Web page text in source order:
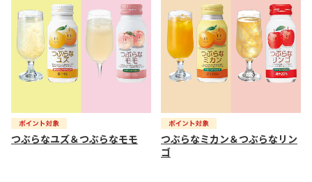
つぶらなユズ＆つぶらなモモ
つぶらなミカン＆つぶらなリン
ゴ